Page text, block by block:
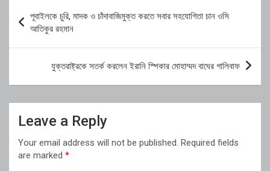
navigation
পূবাইলকে চুরি, মাদক ও চাঁদাবাজিমুক্ত করতে সবার সহযোগিতা চান ওসি
আতিকুর রহমান
যুক্তরাষ্ট্রকে সতর্ক করলেন ইরানি স্পিকার মোহাম্মদ বাঘের গালিবাফ
Leave a Reply
Your email address will not be published. Required fields
are marked *